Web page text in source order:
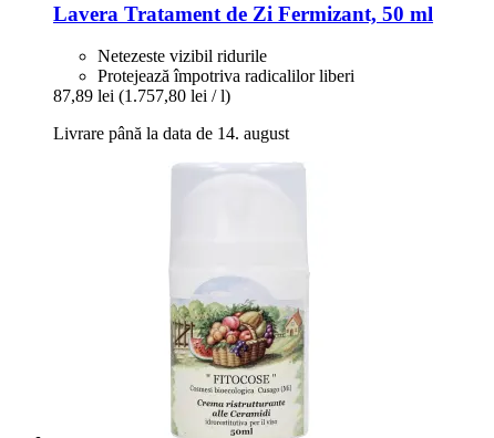
Lavera Tratament de Zi Fermizant, 50 ml
Netezeste vizibil ridurile
Protejează împotriva radicalilor liberi
87,89 lei (1.757,80 lei / l)
Livrare până la data de 14. august